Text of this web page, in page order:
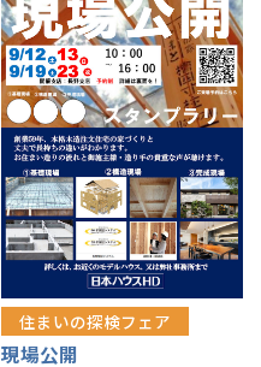
住まいの探検フェア
現場公開